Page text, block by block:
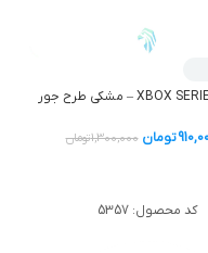
تومان 1,300,000تومان
کد محصول:5357